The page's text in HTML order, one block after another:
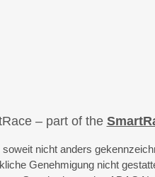
– part of the
nicht anders
Genehmigung nicht